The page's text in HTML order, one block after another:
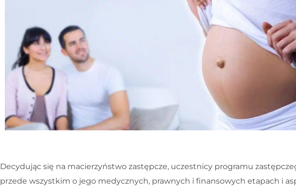
Decydując się na macierzyństwo zastępcze, uczestnicy programu
przede wszystkim o jego medycznych, prawnych i finansowych etapach i